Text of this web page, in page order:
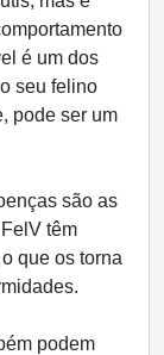
é um dos
seu felino
pode ser um
são as
têm
que os torna
podem